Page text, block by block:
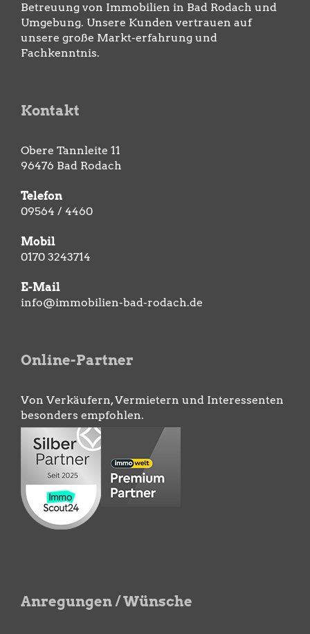
Betreuung von Immobilien in Bad Rodach und
Umgebung. Unsere Kunden vertrauen auf
unsere große Markt-erfahrung und
Fachkenntnis.
Kontakt
Obere Tannleite 11
96476 Bad Rodach
Telefon
09564 / 4460
Mobil
0170 3243714
E-Mail
info@immobilien-bad-rodach.de
Online-Partner
Von Verkäufern, Vermietern und Interessenten
besonders empfohlen.
Anregungen / Wünsche